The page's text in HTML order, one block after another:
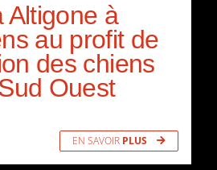
Altigone à
au profit de
des chiens
Ouest
EN SAVOIR PLUS